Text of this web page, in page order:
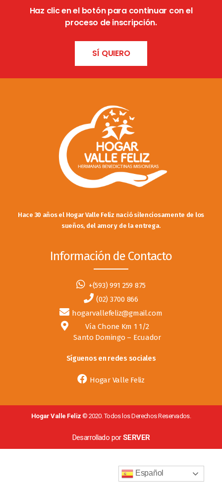
Haz clic en el botón para continuar con el
proceso de inscripción.
SÍ QUIERO
Hace 30 años el Hogar Valle Feliz nació silenciosamente de los
sueños, del amor y de la entrega.
Información de Contacto
+(593) 991 259 875
(02) 3700 866
hogarvallefeliz@gmail.com
Vía Chone Km 1 1/2
Santo Domingo – Ecuador
Síguenos en redes sociales
Hogar Valle Feliz
Hogar Valle Feliz © 2020. Todos los Derechos Reservados.
Desarrollado porSERVER
Español